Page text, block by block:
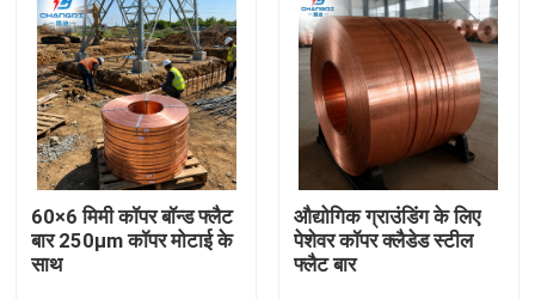
60×6 मिमी कॉपर बॉन्ड फ्लैट
बार 250μm कॉपर मोटाई के
साथ
औद्योगिक ग्राउंडिंग के लिए
पेशेवर कॉपर क्लैडेड स्टील
फ्लैट बार